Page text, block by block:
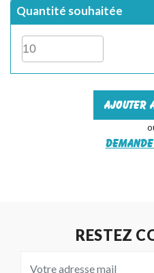
Quantité souhaitée
Ajouter
RESTEZ